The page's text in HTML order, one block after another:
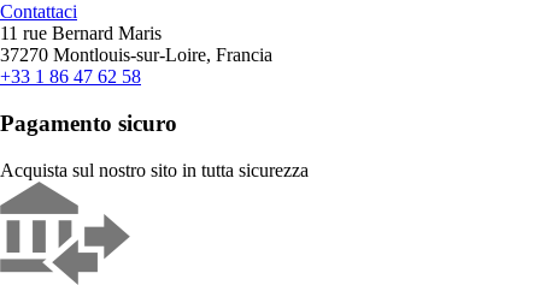
Contattaci
11 rue Bernard Maris
37270 Montlouis-sur-Loire, Francia
+33 1 86 47 62 58
Pagamento sicuro
Acquista sul nostro sito in tutta sicurezza